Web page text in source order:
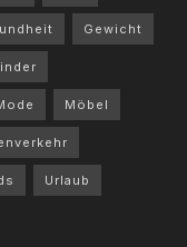
Gewicht
Möbel
Urlaub